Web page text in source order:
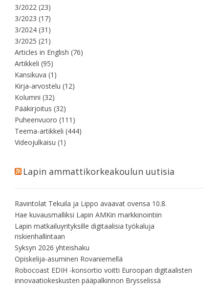
3/2022 (23)
3/2023 (17)
3/2024 (31)
3/2025 (21)
Articles in English (76)
Artikkeli (95)
Kansikuva (1)
Kirja-arvostelu (12)
Kolumni (32)
Pääkirjoitus (32)
Puheenvuoro (111)
Teema-artikkeli (444)
Videojulkaisu (1)
Lapin ammattikorkeakoulun uutisia
Ravintolat Tekuila ja Lippo avaavat ovensa 10.8.
Hae kuvausmalliksi Lapin AMKin markkinointiin
Lapin matkailuyrityksille digitaalisia työkaluja
riskienhallintaan
Syksyn 2026 yhteishaku
Opiskelija-asuminen Rovaniemellä
Robocoast EDIH -konsortio voitti Euroopan digitaalisten
innovaatiokeskusten pääpalkinnon Brysselissä